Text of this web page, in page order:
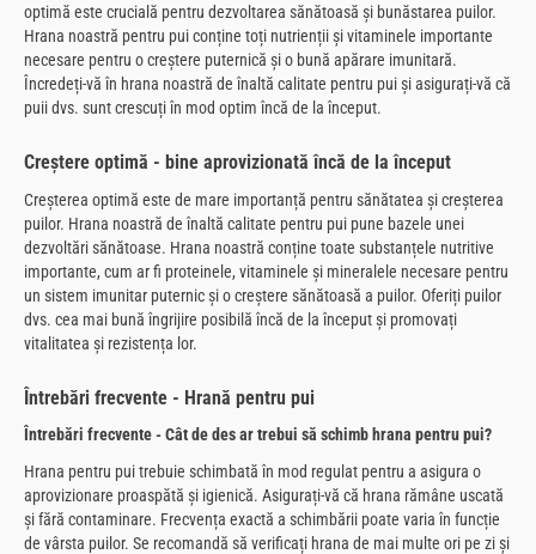
optimă este crucială pentru dezvoltarea sănătoasă și bunăstarea puilor.
Hrana noastră pentru pui conține toți nutrienții și vitaminele importante
necesare pentru o creștere puternică și o bună apărare imunitară.
Încredeți-vă în hrana noastră de înaltă calitate pentru pui și asigurați-vă că
puii dvs. sunt crescuți în mod optim încă de la început.
Creștere optimă - bine aprovizionată încă de la început
Creșterea optimă este de mare importanță pentru sănătatea și creșterea
puilor. Hrana noastră de înaltă calitate pentru pui pune bazele unei
dezvoltări sănătoase. Hrana noastră conține toate substanțele nutritive
importante, cum ar fi proteinele, vitaminele și mineralele necesare pentru
un sistem imunitar puternic și o creștere sănătoasă a puilor. Oferiți puilor
dvs. cea mai bună îngrijire posibilă încă de la început și promovați
vitalitatea și rezistența lor.
Întrebări frecvente - Hrană pentru pui
Întrebări frecvente - Cât de des ar trebui să schimb hrana pentru pui?
Hrana pentru pui trebuie schimbată în mod regulat pentru a asigura o
aprovizionare proaspătă și igienică. Asigurați-vă că hrana rămâne uscată
și fără contaminare. Frecvența exactă a schimbării poate varia în funcție
de vârsta puilor. Se recomandă să verificați hrana de mai multe ori pe zi și